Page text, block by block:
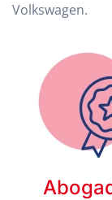
Volkswagen.